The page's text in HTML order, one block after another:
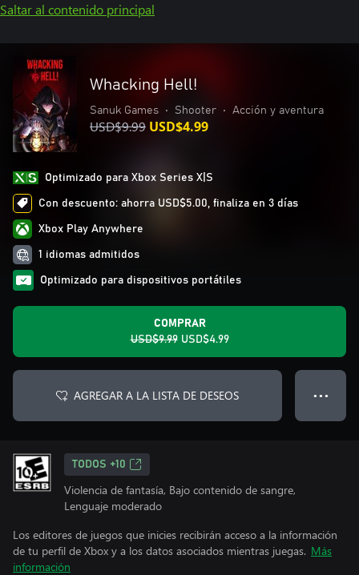
Saltar al contenido principal
Whacking Hell!
Sanuk Games • Shooter • Acción y aventura
USD$9.99 USD$4.99
Optimizado para Xbox Series X|S
Con descuento: ahorra USD$5.00, finaliza en 3 días
Xbox Play Anywhere
1 idiomas admitidos
Optimizado para dispositivos portátiles
COMPRAR
USD$9.99 USD$4.99
AGREGAR A LA LISTA DE DESEOS ● ● ●
TODOS +10
Violencia de fantasía, Bajo contenido de sangre,
Lenguaje moderado
Los editores de juegos que inicies recibirán acceso a la información
de tu perfil de Xbox y a los datos asociados mientras juegas. Más
información